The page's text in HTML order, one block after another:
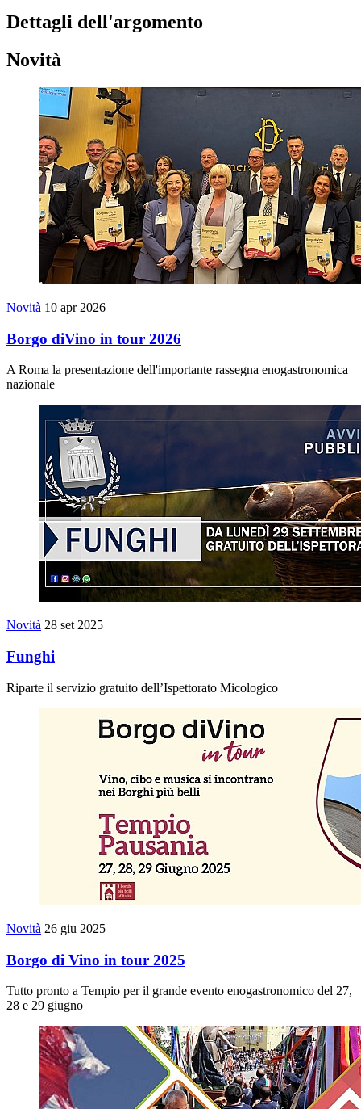
Dettagli dell'argomento
Novità
Novità 10 apr 2026
Borgo diVino in tour 2026
A Roma la presentazione dell'importante rassegna enogastronomica
nazionale
Novità 28 set 2025
Funghi
Riparte il servizio gratuito dell’Ispettorato Micologico
Novità 26 giu 2025
Borgo di Vino in tour 2025
Tutto pronto a Tempio per il grande evento enogastronomico del 27,
28 e 29 giugno